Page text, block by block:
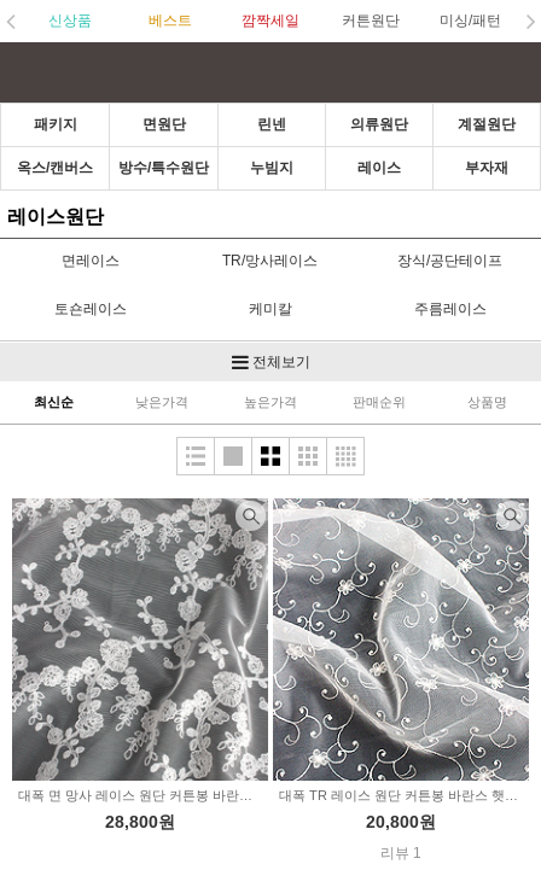
신상품 베스트 깜짝세일 커튼원단 미싱/패턴
패키지 면원단 린넨 의류원단 계절원단
옥스/캔버스 방수/특수원단 누빔지 레이스 부자재
레이스원단
면레이스 TR/망사레이스 장식/공단테이프
토숀레이스 케미칼 주름레이스
모티브/코사지
린넨/청/인견레이스 스판레이스 라셀레이스
러너/바란스
크리스마스 스카프
전체보기
최신순 낮은가격 높은가격 판매순위 상품명
28,800원 20,800원
리뷰 1